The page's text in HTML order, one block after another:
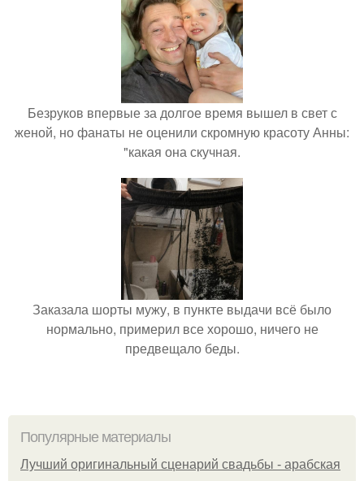
Безруков впервые за долгое время вышел в свет с
женой, но фанаты не оценили скромную красоту Анны:
"какая она скучная.
Заказала шорты мужу, в пункте выдачи всё было
нормально, примерил все хорошо, ничего не
предвещало беды.
Популярные материалы
Лучший оригинальный сценарий свадьбы - арабская